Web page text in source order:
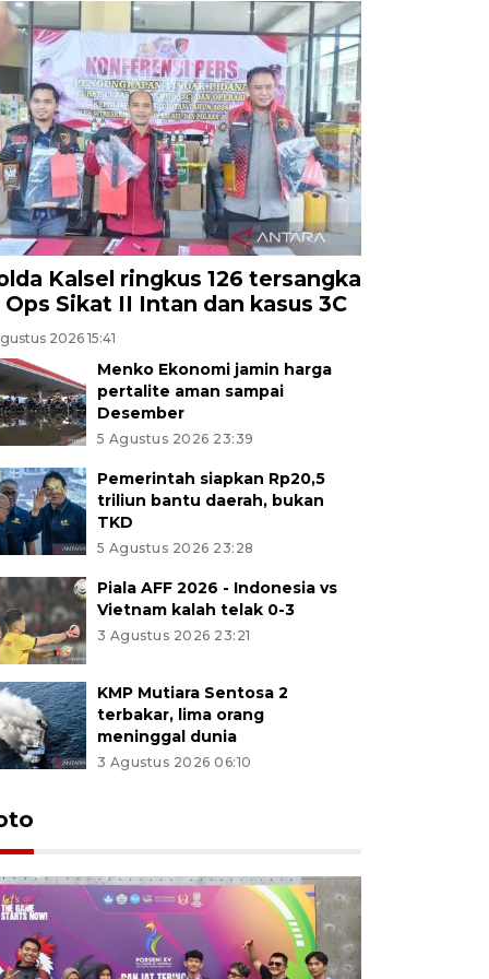
Kalsel ringkus 126 tersangka
Ops Sikat II Intan dan kasus 3C
2026 15:41
Menko Ekonomi jamin harga
pertalite aman sampai
Desember
5 Agustus 2026 23:39
Pemerintah siapkan Rp20,5
triliun bantu daerah, bukan
TKD
5 Agustus 2026 23:28
Piala AFF 2026 - Indonesia vs
Vietnam kalah telak 0-3
3 Agustus 2026 23:21
KMP Mutiara Sentosa 2
terbakar, lima orang
meninggal dunia
3 Agustus 2026 06:10